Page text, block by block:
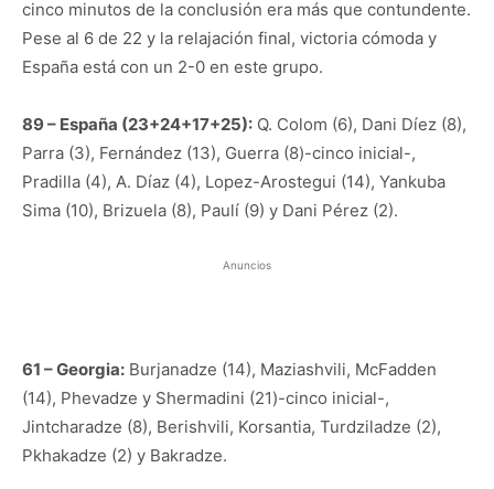
cinco minutos de la conclusión era más que contundente.
Pese al 6 de 22 y la relajación final, victoria cómoda y
España está con un 2-0 en este grupo.
89 – España (23+24+17+25): Q. Colom (6), Dani Díez (8),
Parra (3), Fernández (13), Guerra (8)-cinco inicial-,
Pradilla (4), A. Díaz (4), Lopez-Arostegui (14), Yankuba
Sima (10), Brizuela (8), Paulí (9) y Dani Pérez (2).
Anuncios
61 – Georgia: Burjanadze (14), Maziashvili, McFadden
(14), Phevadze y Shermadini (21)-cinco inicial-,
Jintcharadze (8), Berishvili, Korsantia, Turdziladze (2),
Pkhakadze (2) y Bakradze.